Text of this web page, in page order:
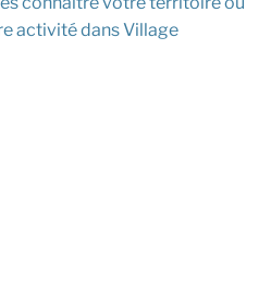
activité dans Village